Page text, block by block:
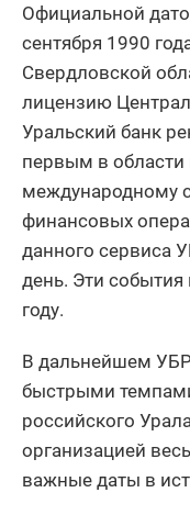
Официальной
сентября 1990
Свердловской
лицензию
Уральский банк
первым в
международному
финансовых
данного сервиса
день. Эти
году.
В дальнейшем
быстрыми
российского
организацией
важные даты в